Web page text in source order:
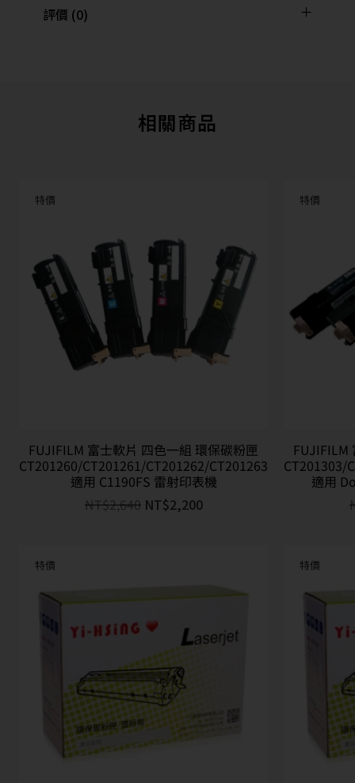
評價 (0)
相關商品
特價
FUJIFILM 富士軟片 四色一組 環保碳粉匣
CT201260/CT201261/CT201262/CT201263
適用 C1190FS 雷射印表機
NT$2,640 NT$2,200
特價
FUJIFILM
CT201303/
適用
特價 特價